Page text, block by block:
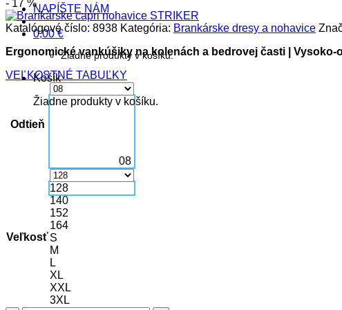
NAPÍŠTE NÁM
0,00€
Žiadne produkty v košíku.
Košík
Žiadne produkty v košíku.
- 17 %
Katalógové číslo: 8938 Kategória: Brankárske dresy a nohavice
Ergonomické vankúšiky na kolenách a bedrovej časti |
VEĽKOSTNÉ TABUĽKY
Odtieň
08
Veľkosť
128
140
152
164
S
M
L
XL
XXL
3XL